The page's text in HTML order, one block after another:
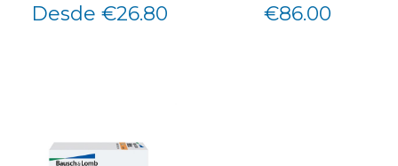
Desde €26.80 €86.00